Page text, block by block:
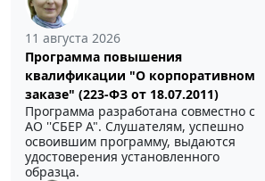
11 августа 2026
Программа повышения
квалификации "О корпоративном
заказе" (223-ФЗ от 18.07.2011)
Программа разработана совместно с
АО ''СБЕР А". Слушателям, успешно
освоившим программу, выдаются
удостоверения установленного
образца.